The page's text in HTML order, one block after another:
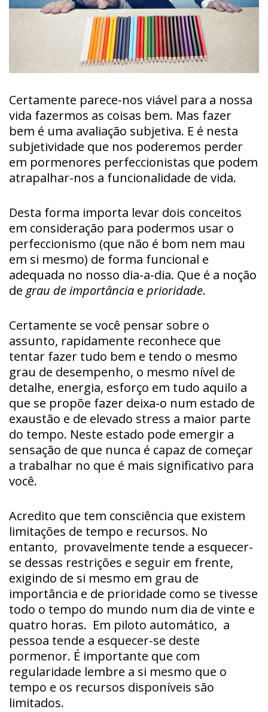
Certamente parece-nos viável para a nossa
vida fazermos as coisas bem. Mas fazer
bem é uma avaliação subjetiva. E é nesta
subjetividade que nos poderemos perder
em pormenores perfeccionistas que podem
atrapalhar-nos a funcionalidade de vida.
Desta forma importa levar dois conceitos
em consideração para podermos usar o
perfeccionismo (que não é bom nem mau
em si mesmo) de forma funcional e
adequada no nosso dia-a-dia. Que é a noção
de grau de importância e prioridade.
Certamente se você pensar sobre o
assunto, rapidamente reconhece que
tentar fazer tudo bem e tendo o mesmo
grau de desempenho, o mesmo nível de
detalhe, energia, esforço em tudo aquilo a
que se propõe fazer deixa-o num estado de
exaustão e de elevado stress a maior parte
do tempo. Neste estado pode emergir a
sensação de que nunca é capaz de começar
a trabalhar no que é mais significativo para
você.
Acredito que tem consciência que existem
limitações de tempo e recursos. No
entanto, provavelmente tende a esquecer-
se dessas restrições e seguir em frente,
exigindo de si mesmo em grau de
importância e de prioridade como se tivesse
todo o tempo do mundo num dia de vinte e
quatro horas. Em piloto automático, a
pessoa tende a esquecer-se deste
pormenor. É importante que com
regularidade lembre a si mesmo que o
tempo e os recursos disponíveis são
limitados.